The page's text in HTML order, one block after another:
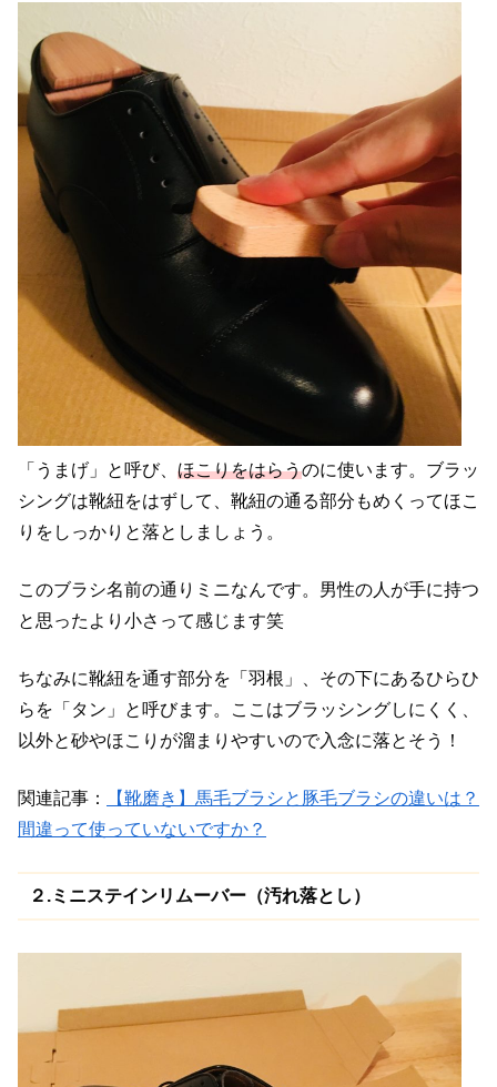
「うまげ」と呼び、 ほこりをはらうのに使います。 ブラッ
シングは靴紐をはずして、靴紐の通る部分もめくってほこ
りをしっかりと落としましょう。
このブラシ名前の通りミニなんです。男性の人が手に持つ
と思ったより小さって感じます笑
ちなみに靴紐を通す部分を「羽根」、その下にあるひらひ
らを「タン」と呼びます。ここはブラッシングしにくく、
以外と砂やほこりが溜まりやすいので入念に落とそう！
関連記事：
【靴磨き】馬毛ブラシと豚毛ブラシの違いは？
間違って使っていないですか？
２.ミニステインリムーバー（汚れ落とし）